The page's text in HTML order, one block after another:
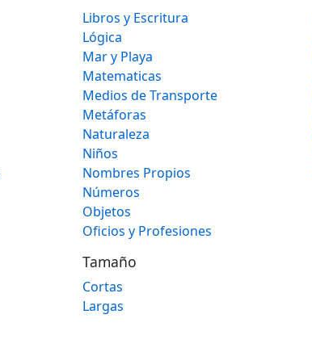
Libros y Escritura
Lógica
Mar y Playa
Matematicas
Medios de Transporte
Metáforas
Naturaleza
Niños
Nombres Propios
Números
Objetos
Oficios y Profesiones
Tamaño
Cortas
Largas